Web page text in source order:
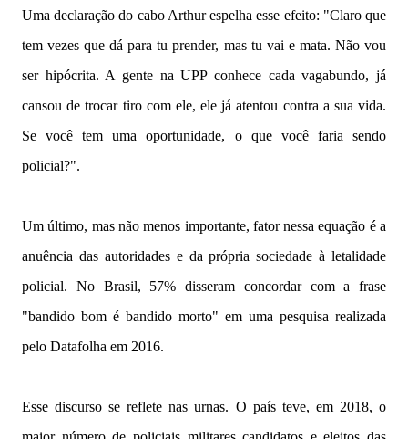
Uma declaração do cabo Arthur espelha esse efeito: "Claro que
tem vezes que dá para tu prender, mas tu vai e mata. Não vou
ser hipócrita. A gente na UPP conhece cada vagabundo, já
cansou de trocar tiro com ele, ele já atentou contra a sua vida.
Se você tem uma oportunidade, o que você faria sendo
policial?".
Um último, mas não menos importante, fator nessa equação é a
anuência das autoridades e da própria sociedade à letalidade
policial. No Brasil, 57% disseram concordar com a frase
"bandido bom é bandido morto" em uma pesquisa realizada
pelo Datafolha em 2016.
Esse discurso se reflete nas urnas. O país teve, em 2018, o